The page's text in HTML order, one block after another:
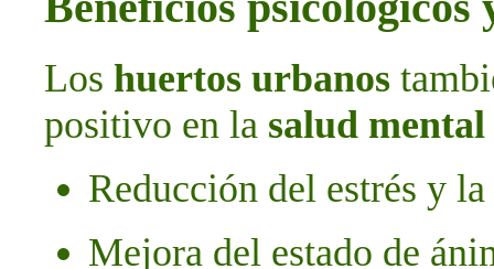
Los huertos urbanos
positivo en la salud
Reducción del estrés y la
Mejora del estado de